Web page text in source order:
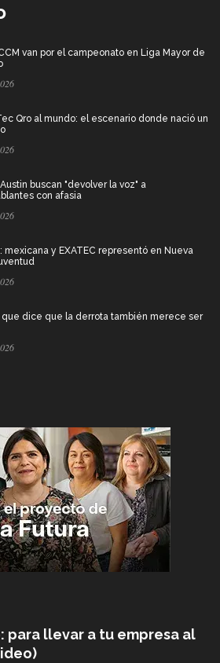
van por el campeonato en Liga Mayor de
Qro al mundo: el escenario donde nació un
buscan "devolver la voz" a
con afasia
mexicana y EXATEC representó en Nueva
que dice que la derrota también merece ser
para llevar a tu empresa al